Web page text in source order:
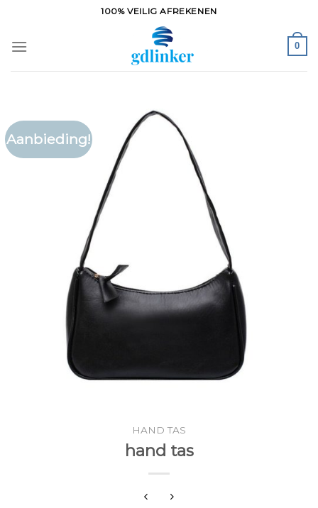
inhoud
100% VEILIG AFREKENEN
0
Aanbieding!
HAND TAS
hand tas